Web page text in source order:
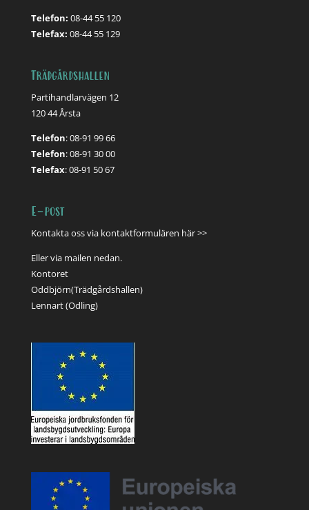
Telefon: 08-44 55 120
Telefax: 08-44 55 129
Trädgårdshallen
Partihandlarvägen 12
120 44 Årsta
Telefon: 08-91 99 66
Telefon: 08-91 30 00
Telefax: 08-91 50 67
E-post
Kontakta oss viakontaktformulären här >>
Eller via mailen nedan.
Kontoret
Oddbjörn(Trädgårdshallen)
Lennart (Odling)